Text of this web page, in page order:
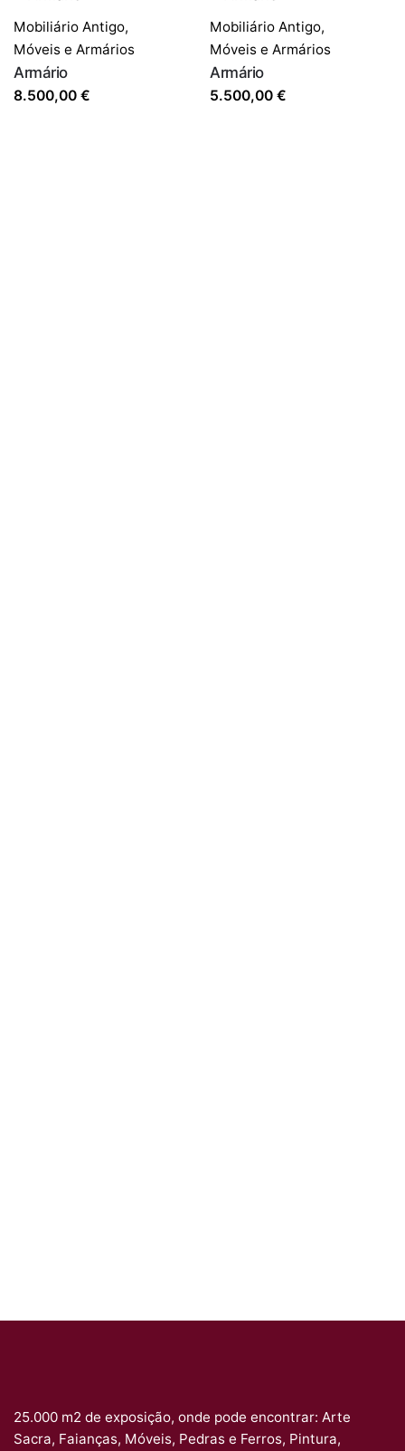
Mobiliário Antigo,
Móveis e Armários
Armário
8.500,00 €
Mobiliário Antigo,
Móveis e Armários
Armário
5.500,00 €
25.000 m2 de exposição, onde pode encontrar: Arte
Sacra, Faianças, Móveis, Pedras e Ferros, Pintura,